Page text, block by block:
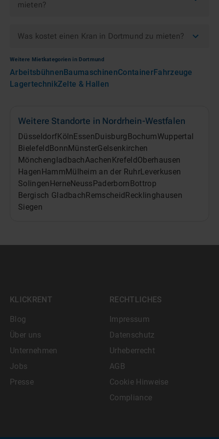
mieten?
Was kostet einen Kran in Dortmund zu mieten?
Weitere Mietkategorien in Dortmund
ArbeitsbühnenBaumaschinenContainerFahrzeuge
LagertechnikZelte & Hallen
Weitere Standorte in Nordrhein-Westfalen
DüsseldorfKöln Essen Duisburg BochumWuppertal
Bielefeld Bonn MünsterGelsenkirchen
MönchengladbachAachen Krefeld Oberhausen
Hagen Hamm Mülheim an der RuhrLeverkusen
Solingen HerneNeuss Paderborn Bottrop
Bergisch Gladbach Remscheid Recklinghausen
Siegen
KLICKRENT
Blog
Über uns
Unternehmen
Jobs
Presse
RECHTLICHES
Impressum
Datenschutz
Urheberrecht
AGB
Cookie Hinweise
Compliance